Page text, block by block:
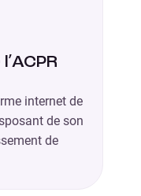
internet de
de son
de